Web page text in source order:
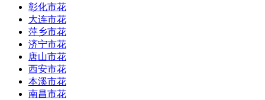
彰化市花
大连市花
萍乡市花
济宁市花
唐山市花
西安市花
本溪市花
南昌市花